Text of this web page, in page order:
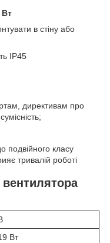
Вт
в стіну або
IP45
директивам про
подвійного класу
тривалій роботі
вентилятора
Вт